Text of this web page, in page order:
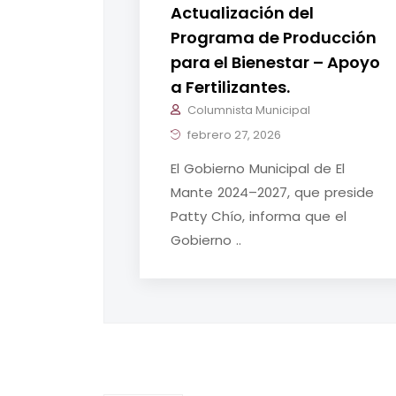
Actualización del
Programa de Producción
para el Bienestar – Apoyo
a Fertilizantes.
Columnista Municipal
febrero 27, 2026
El Gobierno Municipal de El
Mante 2024–2027, que preside
Patty Chío, informa que el
Gobierno ..